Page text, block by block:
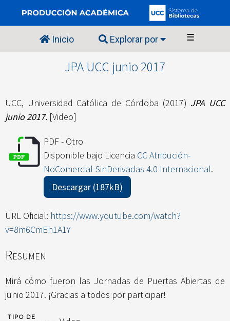
Inicio Explorar por ☰
JPA UCC junio 2017
UCC, Universidad Católica de Córdoba (2017) JPA UCC
junio 2017. [Video]
PDF - Otro
Disponible bajo Licencia CC Atribución-
NoComercial-SinDerivadas 4.0 Internacional.
Descargar (187kB)
URL Oficial: https://www.youtube.com/watch?
v=8m6CmEh1A1Y
Resumen
Mirá cómo fueron las Jornadas de Puertas Abiertas de
junio 2017. ¡Gracias a todos por participar!
TIPO DE